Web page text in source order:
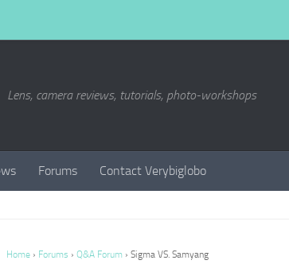
Lens, camera reviews, tutorials, photo-workshops
Forums Contact Verybiglobo
Home › Forums › Q&A Forum › Sigma VS. Samyang